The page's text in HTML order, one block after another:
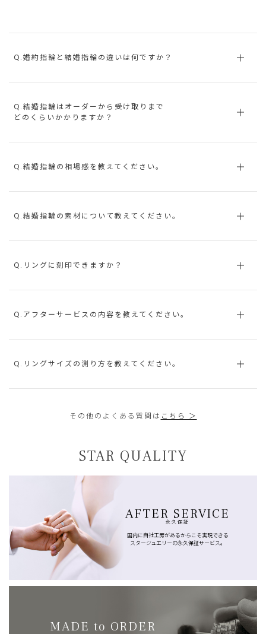
Q.婚約指輪と結婚指輪の違いは何ですか？
Q.結婚指輪はオーダーから受け取りまで
どのくらいかかりますか？
Q.結婚指輪の相場感を教えてください。
Q.結婚指輪の素材について教えてください。
Q.リングに刻印できますか？
Q.アフターサービスの内容を教えてください。
Q.リングサイズの測り方を教えてください。
その他のよくある質問は こちら ＞
STAR QUALITY
AFTER SERVICE
永久保証
国内に自社工房があるからこそ実現できる
スタージュエリーの永久保証サービス。
MADE to ORDER